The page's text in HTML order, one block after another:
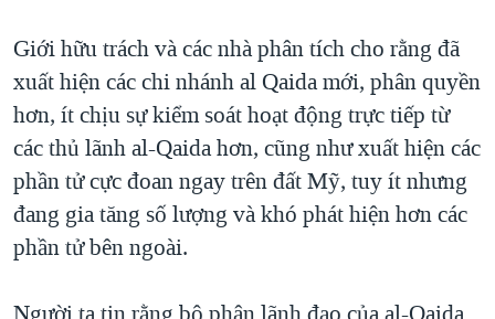
Giới hữu trách và các nhà phân tích cho rằng đã
xuất hiện các chi nhánh al Qaida mới, phân quyền
hơn, ít chịu sự kiểm soát hoạt động trực tiếp từ
các thủ lãnh al-Qaida hơn, cũng như xuất hiện các
phần tử cực đoan ngay trên đất Mỹ, tuy ít nhưng
đang gia tăng số lượng và khó phát hiện hơn các
phần tử bên ngoài.